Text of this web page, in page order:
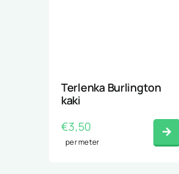
Terlenka Burlington
kaki
€3,50
per meter